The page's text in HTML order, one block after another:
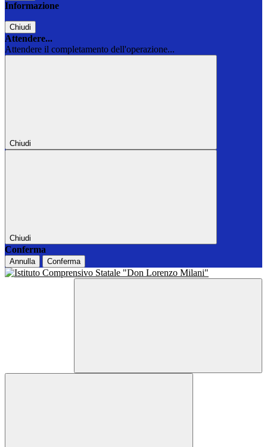
Informazione
Chiudi
Attendere...
Attendere il completamento dell'operazione...
Chiudi
Chiudi
Conferma
Annulla Conferma